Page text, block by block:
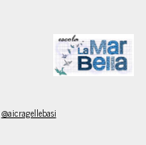
@aicragellebasi